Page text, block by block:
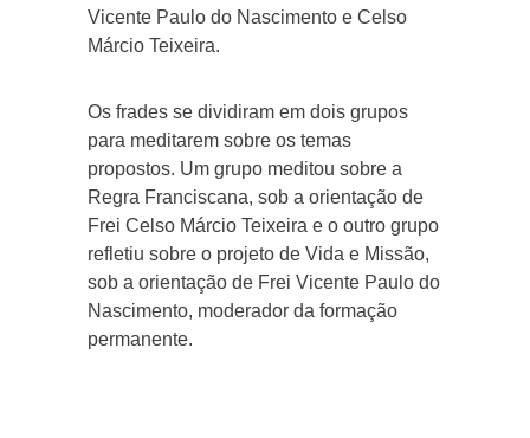
Vicente Paulo do Nascimento e Celso
Márcio Teixeira.
Os frades se dividiram em dois grupos
para meditarem sobre os temas
propostos. Um grupo meditou sobre a
Regra Franciscana, sob a orientação de
Frei Celso Márcio Teixeira e o outro grupo
refletiu sobre o projeto de Vida e Missão,
sob a orientação de Frei Vicente Paulo do
Nascimento, moderador da formação
permanente.